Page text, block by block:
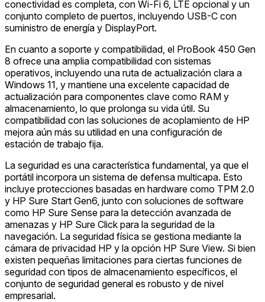
conectividad es completa, con Wi-Fi 6, LTE opcional y un
conjunto completo de puertos, incluyendo USB-C con
suministro de energía y DisplayPort.
En cuanto a soporte y compatibilidad, el ProBook 450 Gen
8 ofrece una amplia compatibilidad con sistemas
operativos, incluyendo una ruta de actualización clara a
Windows 11, y mantiene una excelente capacidad de
actualización para componentes clave como RAM y
almacenamiento, lo que prolonga su vida útil. Su
compatibilidad con las soluciones de acoplamiento de HP
mejora aún más su utilidad en una configuración de
estación de trabajo fija.
La seguridad es una característica fundamental, ya que el
portátil incorpora un sistema de defensa multicapa. Esto
incluye protecciones basadas en hardware como TPM 2.0
y HP Sure Start Gen6, junto con soluciones de software
como HP Sure Sense para la detección avanzada de
amenazas y HP Sure Click para la seguridad de la
navegación. La seguridad física se gestiona mediante la
cámara de privacidad HP y la opción HP Sure View. Si bien
existen pequeñas limitaciones para ciertas funciones de
seguridad con tipos de almacenamiento específicos, el
conjunto de seguridad general es robusto y de nivel
empresarial.